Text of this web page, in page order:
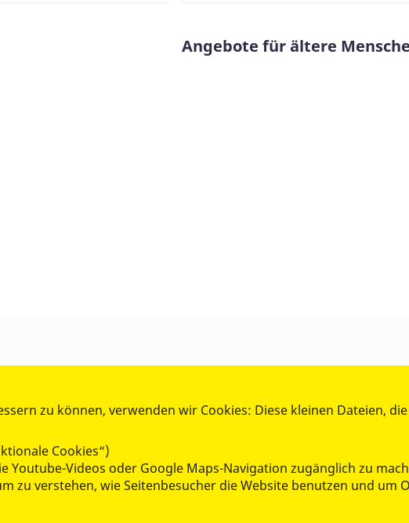
Angebote für ältere
zu können, verwenden wir Cookies: Diese kleinen Dateien,
Cookies“)
Videos oder Google Maps-Navigation zugänglich zu
zu verstehen, wie Seitenbesucher die Website benutzen und um